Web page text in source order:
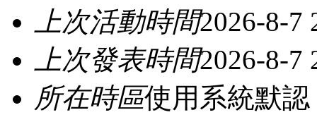
上次活動時間2026-8-7
上次發表時間2026-8-7
所在時區使用系統默認